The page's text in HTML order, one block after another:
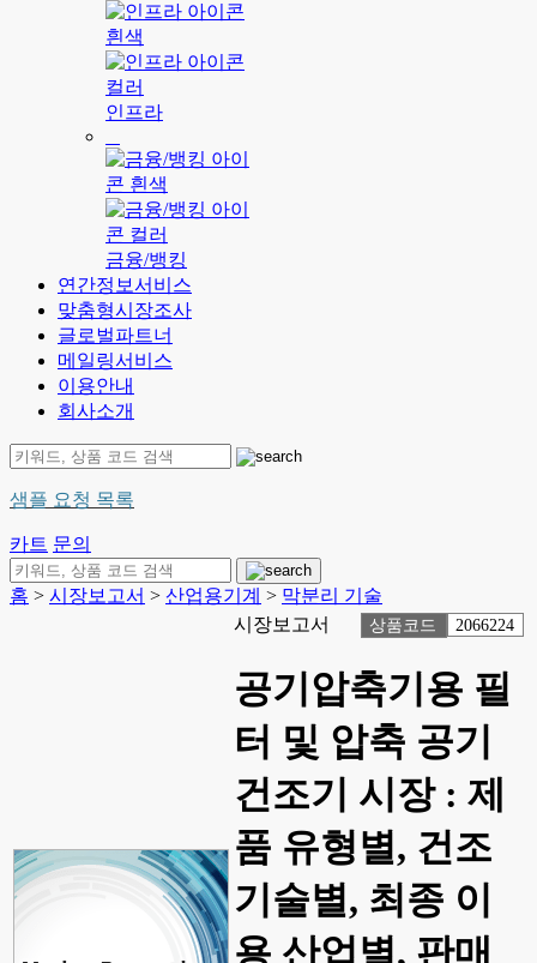
인프라
금융/뱅킹
연간정보서비스
맞춤형시장조사
글로벌파트너
메일링서비스
이용안내
회사소개
샘플 요청 목록
카트 문의
홈 > 시장보고서 > 산업용기계 > 막분리 기술
시장보고서
상품코드 2066224
공기압축기용 필
터 및 압축 공기
건조기 시장 : 제
품 유형별, 건조
기술별, 최종 이
용 산업별, 판매